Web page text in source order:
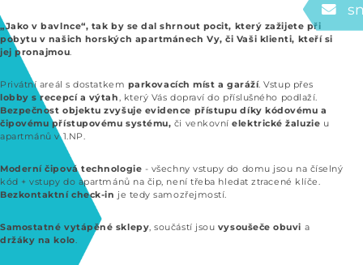
„Jako v bavlnce“, tak by se dal shrnout pocit, který zažijete při
pobytu v našich horských apartmánech Vy, či Vaši klienti, kteří si
jej pronajmou.
Privátní areál s dostatkem parkovacích míst a garáží. Vstup přes
lobby s recepcí a výtah, který Vás dopraví do příslušného podlaží.
Bezpečnost objektu zvyšuje evidence přístupu díky kódovému a
čipovému přístupovému systému, či venkovníelektrické žaluzie u
apartmánů v 1.NP.
Moderní čipová technologie - všechny vstupy do domu jsou na číselný
kód + vstupy do apartmánů na čip, není třeba hledat ztracené klíče.
Bezkontaktní check-in je tedy samozřejmostí.
Samostatné vytápěné sklepy , součástí jsou vysoušeče obuvi a
držáky na kolo